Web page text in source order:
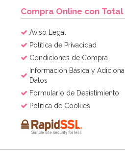
Compra Online con Total
Aviso Legal
Política de Privacidad
Condiciones de Compra
Información Básica y
Datos
Formulario de Desistimiento
Política de Cookies